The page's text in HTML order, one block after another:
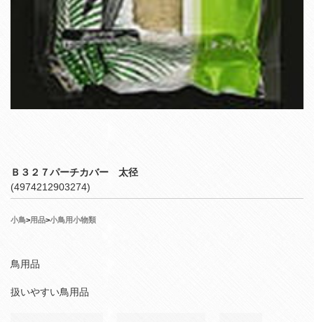
Ｂ３２７パーチカバー 太径
(4974212903274)
小鳥>用品>小鳥用小物類
鳥用品
扱いやすい鳥用品